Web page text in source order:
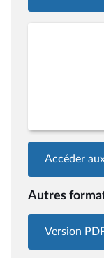
Accéder
Autres
Version